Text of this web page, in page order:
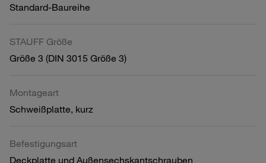
Standard-Baureihe
STAUFF Größe
Größe 3 (DIN 3015 Größe 3)
Montageart
Schweißplatte, kurz
Befestigungsart
Deckplatte und Außensechskantschrauben